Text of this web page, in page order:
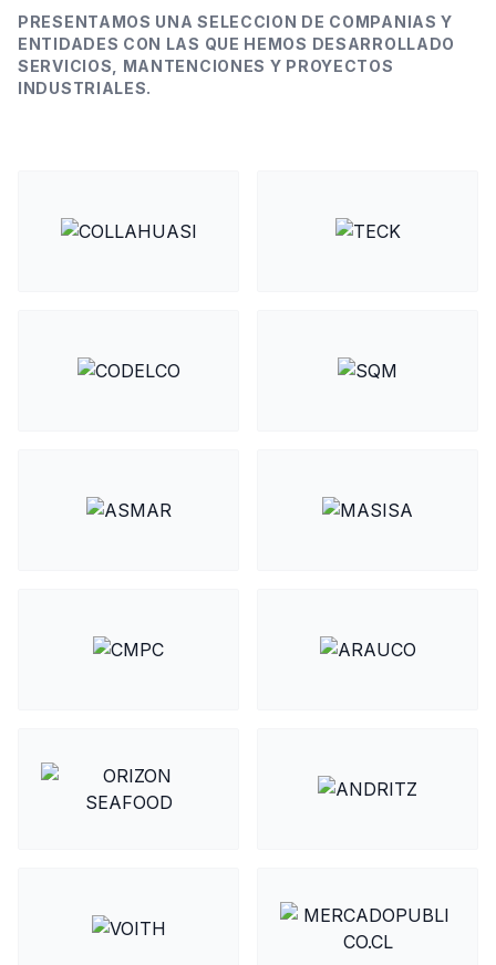
PRESENTAMOS UNA SELECCION DE COMPANIAS Y
ENTIDADES CON LAS QUE HEMOS DESARROLLADO
SERVICIOS, MANTENCIONES Y PROYECTOS
INDUSTRIALES.